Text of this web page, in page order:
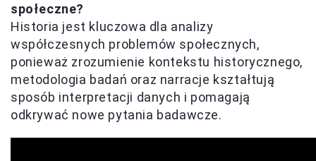
społeczne?
Historia jest kluczowa dla analizy
współczesnych problemów społecznych,
ponieważ zrozumienie kontekstu historycznego,
metodologia badań oraz narracje kształtują
sposób interpretacji danych i pomagają
odkrywać nowe pytania badawcze.